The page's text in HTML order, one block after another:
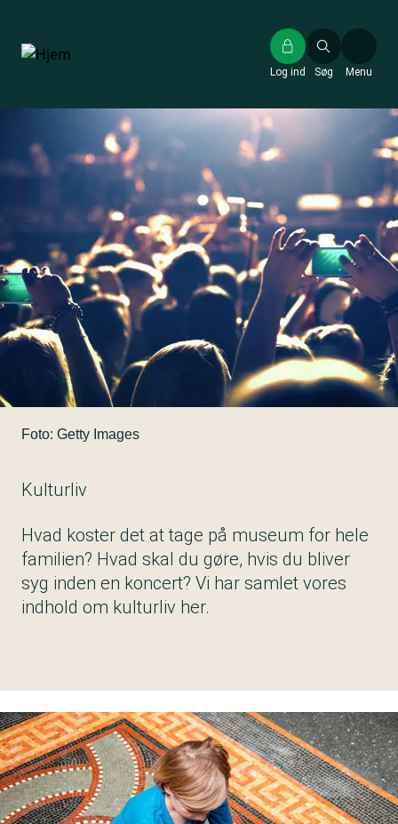
hovedindhold
Søg
Log ind Menu
Kulturliv
Hvad koster det at tage på museum for hele
familien? Hvad skal du gøre, hvis du bliver
syg inden en koncert? Vi har samlet vores
indhold om kulturliv her.
Foto: Getty Images